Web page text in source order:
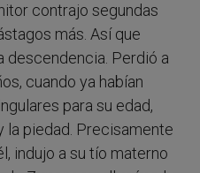
contrajo segundas
más. Así que
descendencia. Perdió a
cuando ya habían
para su edad,
la piedad. Precisamente
indujo a su tío materno